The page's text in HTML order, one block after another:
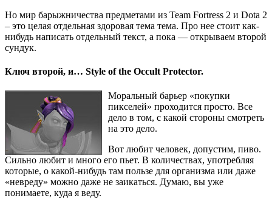
Но мир барыжничества предметами из Team Fortress 2 и Dota 2
– это целая отдельная здоровая тема тема. Про нее стоит как-
нибудь написать отдельный текст, а пока — открываем второй
сундук.
Ключ второй, и… Style of the Occult Protector.
Моральный барьер «покупки
пикселей» проходится просто. Все
дело в том, с какой стороны смотреть
на это дело.
Вот любит человек, допустим, пиво.
Сильно любит и много его пьет. В количествах, употребляя
которые, о какой-нибудь там пользе для организма или даже
«невреду» можно даже не заикаться. Думаю, вы уже
понимаете, куда я веду.